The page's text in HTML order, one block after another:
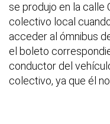
se produjo en la calle
colectivo local
acceder al ómnibus
el boleto
conductor del
colectivo, ya que él